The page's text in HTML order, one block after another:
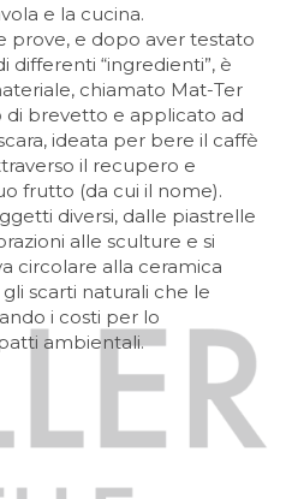
e la cucina.
prove, e dopo aver testato
“ingredienti”, è
chiamato Mat-Ter
di brevetto e applicato ad
ideata per bere il caffè
il recupero e
frutto (da cui il nome).
diversi, dalle piastrelle
alle sculture e si
circolare alla ceramica
scarti naturali che le
i costi per lo
ambientali.